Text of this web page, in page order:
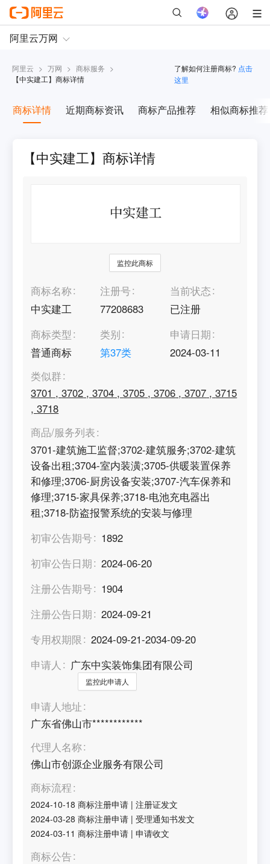
阿里云 > 万网 > 商标服务 >
【中实建工】商标详情
了解如何注册商标? 点击
这里
商标详情 近期商标资讯 商标产品推荐 相似商标推荐
【中实建工】商标详情
监控此商标
商标名称
中实建工
注册号
77208683
当前状态
已注册
商标类型
普通商标
类别
第37类
申请日期
2024-03-11
类似群
3701 ,3702 ,3704 ,3705 ,3706 ,3707 ,3715
,3718
商品/服务列表
3701-建筑施工监督;3702-建筑服务;3702-建筑
设备出租;3704-室内装潢;3705-供暖装置保养
和修理;3706-厨房设备安装;3707-汽车保养和
修理;3715-家具保养;3718-电池充电器出
租;3718-防盗报警系统的安装与修理
初审公告期号
1892
初审公告日期
2024-06-20
注册公告期号
1904
注册公告日期
2024-09-21
专用权期限
2024-09-21-2034-09-20
申请人
广东中实装饰集团有限公司
监控此申请人
申请人地址
广东省佛山市************
代理人名称
佛山市创源企业服务有限公司
商标流程
2024-10-18 商标注册申请 |注册证发文
2024-03-28 商标注册申请 |受理通知书发文
2024-03-11 商标注册申请 |申请收文
商标公告